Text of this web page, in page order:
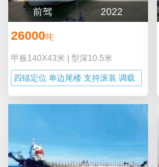
前驾 2022
26000吨
甲板140X43米 型深10.5米
四锚定位 单边尾楼 支持滚装 调载